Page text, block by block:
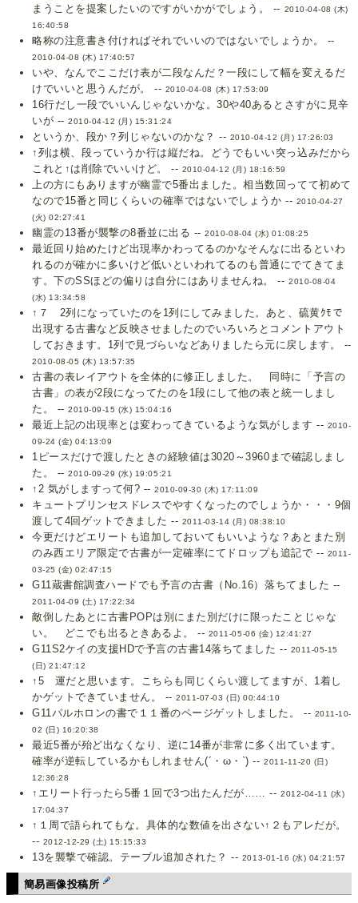
まうことを提案したいのですがいかがでしょう。 -- 2010-04-08 (木)
16:40:58
略称の注意書き付ければそれでいいのではないでしょうか。 --
2010-04-08 (木) 17:40:57
いや、なんでここだけ表が二段なんだ？一段にして幅を変えるだ
けでいいと思うんだが。 -- 2010-04-08 (木) 17:53:09
16行だし一段でいいんじゃないかな。30や40あるとさすがに見辛
いが --2010-04-12 (月) 15:31:24
というか、段か？列じゃないのかな？ -- 2010-04-12 (月) 17:26:03
↑列は横、段っていうか行は縦だね。どうでもいい突っ込みだから
これと↑は削除でいいけど。 -- 2010-04-12 (月) 18:16:59
上の方にもありますが幽霊で5番出ました。相当数回ってて初めて
なので15番と同じくらいの確率ではないでしょうか -- 2010-04-27
(火) 02:27:41
幽霊の13番が襲撃の8番並に出る --2010-08-04 (水) 01:08:25
最近回り始めたけど出現率かわってるのかなそんなに出るといわ
れるのが確かに多いけど低いといわれてるのも普通にでてきてま
す。下のSSほどの偏りは自分にはありませんね。 --2010-08-04
(水) 13:34:58
↑７ 2列になっていたのを1列にしてみました。あと、硫黄ｸﾓで
出現する古書など反映させましたのでいろいろとコメントアウト
しておきます。1列で見づらいなどありましたら元に戻します。 --
2010-08-05 (木) 13:57:35
古書の表レイアウトを全体的に修正しました。 同時に「予言の
古書」の表が2段になってたのを1段にして他の表と統一しまし
た。 --2010-09-15 (水) 15:04:16
最近上記の出現率とは変わってきているような気がします -- 2010-
09-24 (金) 04:13:09
1ピースだけで渡したときの経験値は3020～3960まで確認しまし
た。 --2010-09-29 (水) 19:05:21
↑2 気がしますって何? --2010-09-30 (木) 17:11:09
キュートプリンセスドレスでやすくなったのでしょうか・・・9個
渡して4回ゲットできました -- 2011-03-14 (月) 08:38:10
今更だけどエリートも追加しておいてもいいような？あとまた別
のみ西エリア限定で古書が一定確率にてドロップも追記で -- 2011-
03-25 (金) 02:47:15
G11蔵書館調査ハードでも予言の古書（No.16）落ちてました --
2011-04-09 (土) 17:22:34
敵倒したあとに古書POPは別にまた別だけに限ったことじゃな
い。 どこでも出るときあるよ。 -- 2011-05-06 (金) 12:41:27
G11S2ケイの支援HDで予言の古書14落ちてました -- 2011-05-15
(日) 21:47:12
↑5 運だと思います。こちらも同じくらい渡してますが、1着し
かゲットできていません。 --2011-07-03 (日) 00:44:10
G11パルホロンの書で１１番のページゲットしました。 -- 2011-10-
02 (日) 16:20:38
最近5番が殆ど出なくなり、逆に14番が非常に多く出ています。
確率が逆転しているかもしれません(´・ω・`) --2011-11-20 (日)
12:36:28
↑エリート行ったら5番１回で3つ出たんだが…… --2012-04-11 (水)
17:04:37
↑１周で語られてもな。具体的な数値を出さない↑２もアレだが。
-- 2012-12-29 (土) 15:15:33
13を襲撃で確認。テーブル追加された？ -- 2013-01-16 (水) 04:21:57
簡易画像投稿所